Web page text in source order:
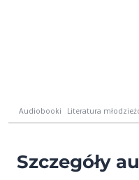
Audiobooki Literatura
Szczegóły